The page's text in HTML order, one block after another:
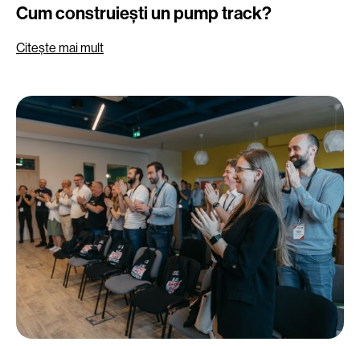
Cum construiești un pump track?
Citește mai mult